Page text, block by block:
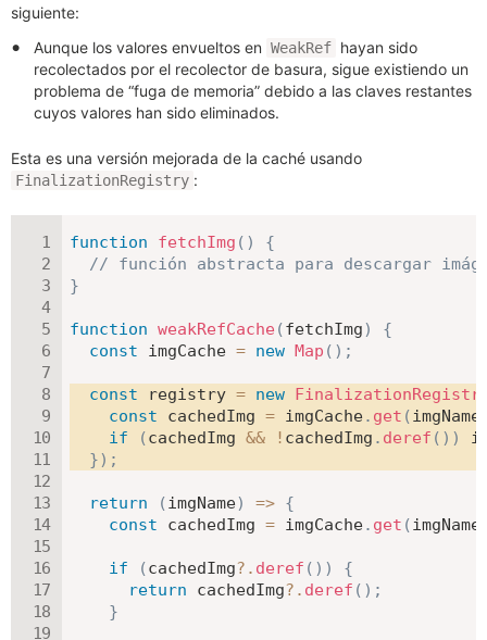
siguiente:
Aunque los valores envueltos en WeakRef hayan sido
recolectados por el recolector de basura, sigue existiendo un
problema de “fuga de memoria” debido a las claves restantes
cuyos valores han sido eliminados.
Esta es una versión mejorada de la caché usando
FinalizationRegistry :
function fetchImg ( )
{
// función abstracta para descargar
}
function weakRefCache (fetchImg)
{
const imgCache = new Map ( ) ;
const registry = new
const cachedImg = imgCache. get (imgName
if
(cachedImg && ! cachedImg . deref ( ) )
}) ;
return (imgName) => {
const cachedImg = imgCache. get (imgName
if (cachedImg?. deref ( ) )
{
return cachedImg?. deref ( ) ;
}